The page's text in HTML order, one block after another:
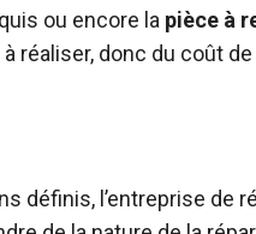
ou encore la pièce à
réaliser, donc du coût
définis, l’entreprise de